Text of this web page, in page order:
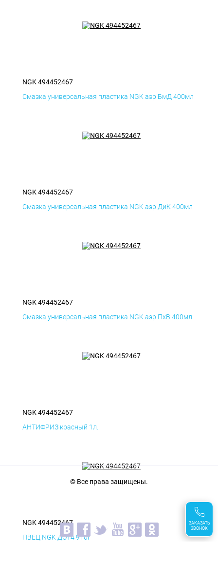
NGK 494452467
Смазка универсальная пластика NGK аэр БмД 400мл
NGK 494452467
Смазка универсальная пластика NGK аэр ДиК 400мл
NGK 494452467
Смазка универсальная пластика NGK аэр ПхВ 400мл
NGK 494452467
АНТИФРИЗ красный 1л.
NGK 494452467
ПВЕЦ NGK ДОТ4 910г
ЗАКАЗАТЬ
ЗВОНОК
© Все права защищены.